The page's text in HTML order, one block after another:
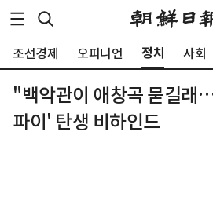
조선경제 오피니언 정치 사회
"백악관이 애창곡 묻길래
파이' 탄생 비하인드